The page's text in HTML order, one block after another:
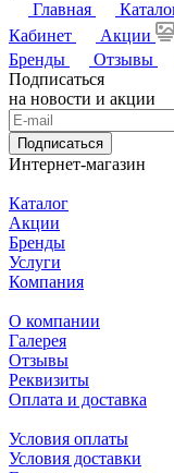
Главная
Кабинет
Акции
Бренды
Отзывы
Подписаться
на новости и акции
Подписаться
Интернет-магазин
Каталог
Акции
Бренды
Услуги
Компания
О компании
Галерея
Отзывы
Реквизиты
Оплата и доставка
Условия оплаты
Условия доставки